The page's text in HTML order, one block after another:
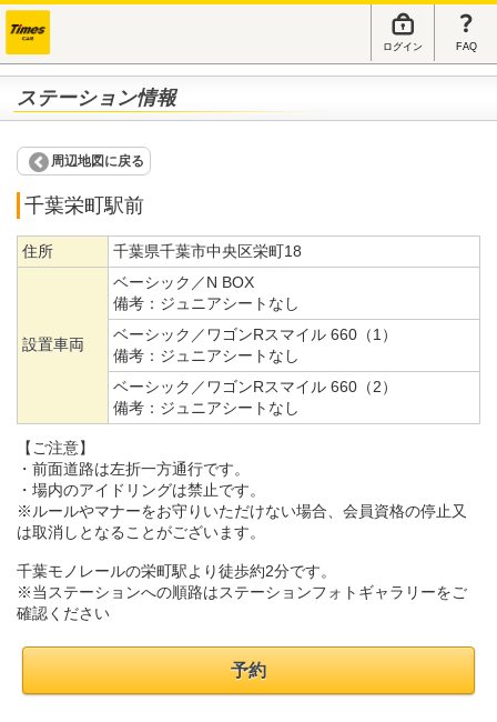
ログイン FAQ
ステーション情報
周辺地図に戻る
千葉栄町駅前
住所 千葉県千葉市中央区栄町18
設置車両
ベーシック／N BOX
備考： ジュニアシートなし
ベーシック／ワゴンRスマイル 660（1）
備考： ジュニアシートなし
ベーシック／ワゴンRスマイル 660（2）
備考： ジュニアシートなし
【ご注意】
・前面道路は左折一方通行です。
・場内のアイドリングは禁止です。
※ルールやマナーをお守りいただけない場合、会員資格の停止又
は取消しとなることがございます。
千葉モノレールの栄町駅より徒歩約2分です。
※当ステーションへの順路はステーションフォトギャラリーをご
確認ください
予約